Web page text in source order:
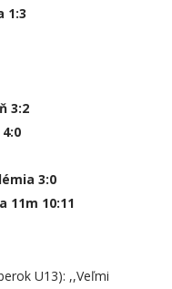
1:3
3:2
3:0
11m 10:11
U13): ,,Veľmi